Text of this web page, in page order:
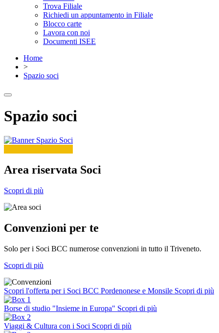
Trova Filiale
Richiedi un appuntamento in Filiale
Blocco carte
Lavora con noi
Documenti ISEE
Home
>
Spazio soci
Spazio soci
Area riservata Soci
Scopri di più
Convenzioni per te
Solo per i Soci BCC numerose convenzioni in tutto il Triveneto.
Scopri di più
Scopri l'offerta per i Soci BCC Pordenonese e Monsile Scopri di più
Borse di studio "Insieme in Europa" Scopri di più
Viaggi & Cultura con i Soci Scopri di più